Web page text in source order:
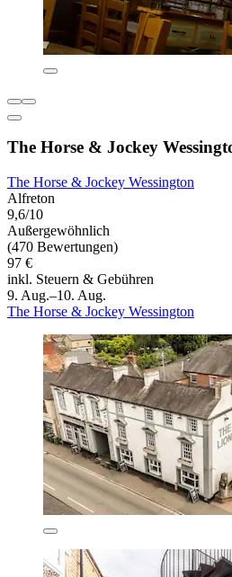
The Horse & Jockey
The Horse & Jockey Wessington
Alfreton
9,6/10
Außergewöhnlich
(470 Bewertungen)
97 €
inkl. Steuern & Gebühren
9. Aug.–10. Aug.
The Horse & Jockey Wessington